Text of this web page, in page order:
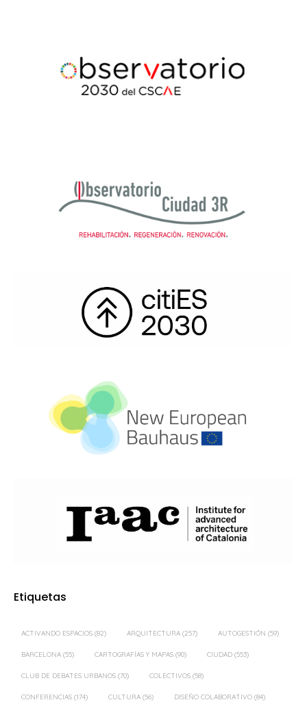
Etiquetas
ACTIVANDO ESPACIOS (82) ARQUITECTURA (257) AUTOGESTIÓN (59)
BARCELONA (55) CARTOGRAFÍAS Y MAPAS (90) CIUDAD (553)
CLUB DE DEBATES URBANOS (70) COLECTIVOS (58)
CONFERENCIAS (174) CULTURA (56) DISEÑO COLABORATIVO (84)